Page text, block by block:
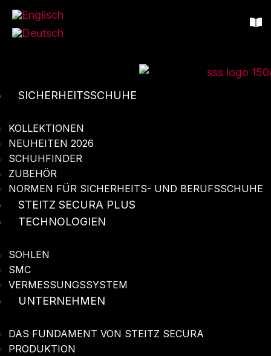
SICHERHEITSSCHUHE
KOLLEKTIONEN
NEUHEITEN 2026
SCHUHFINDER
ZUBEHÖR
NORMEN FÜR SICHERHEITS- UND BERUFSSCHUHE
STEITZ SECURA PLUS
TECHNOLOGIEN
SOHLEN
SMC
VERMESSUNGSSYSTEM
UNTERNEHMEN
DAS FUNDAMENT VON STEITZ SECURA
PRODUKTION